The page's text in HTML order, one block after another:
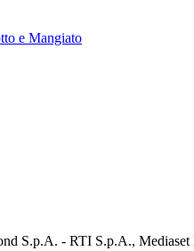
e Mangiato
S.p.A. - RTI S.p.A., Mediaset